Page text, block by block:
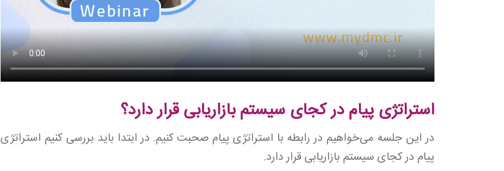
استراتژی پیام در کجای سیستم بازاریابی قرار دارد؟
در این جلسه می‌خواهیم در رابطه با استراتژی پیام صحبت کنیم. در ابتدا باید بررسی کنیم استراتژی
پیام در کجای سیستم بازاریابی قرار دارد.